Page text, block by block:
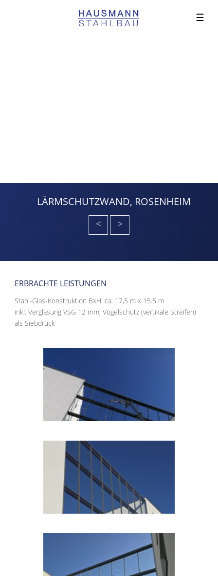
☰
LÄRMSCHUTZWAND, ROSENHEIM
<
>
ERBRACHTE LEISTUNGEN
Stahl-Glas-Konstruktion BxH: ca. 17,5 m x 15.5 m
inkl. Verglasung VSG 12 mm, Vogelschutz (vertikale Streifen)
als Siebdruck